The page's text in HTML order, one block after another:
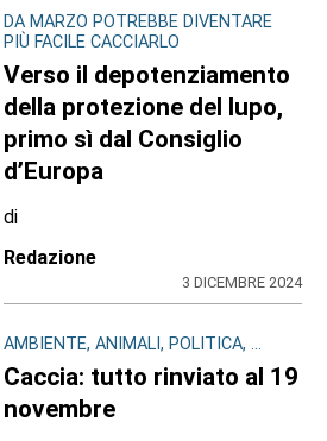
DA MARZO POTREBBE DIVENTARE
PIÙ FACILE CACCIARLO
Verso il depotenziamento
della protezione del lupo,
primo sì dal Consiglio
d’Europa
di
Redazione
3 DICEMBRE 2024
AMBIENTE, ANIMALI, POLITICA, ...
Caccia: tutto rinviato al 19
novembre